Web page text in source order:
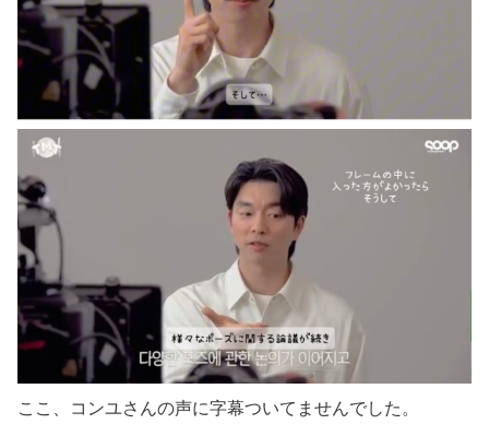
ここ、コンユさんの声に字幕ついてませんでした。